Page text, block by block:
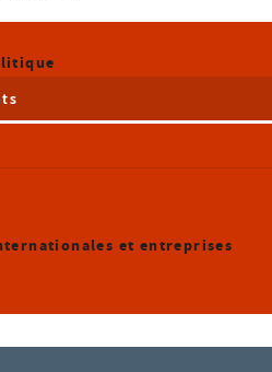
et entreprises